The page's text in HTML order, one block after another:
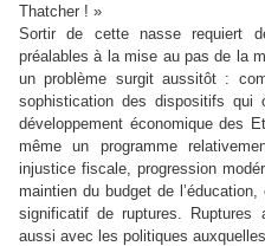
Thatcher ! »
Sortir de cette nasse requiert
préalables à la mise au pas de la
un problème surgit aussitôt :
sophistication des dispositifs qui
développement économique des
même un programme
injustice fiscale, progression
maintien du budget de
significatif de ruptures. Ruptures
aussi avec les politiques